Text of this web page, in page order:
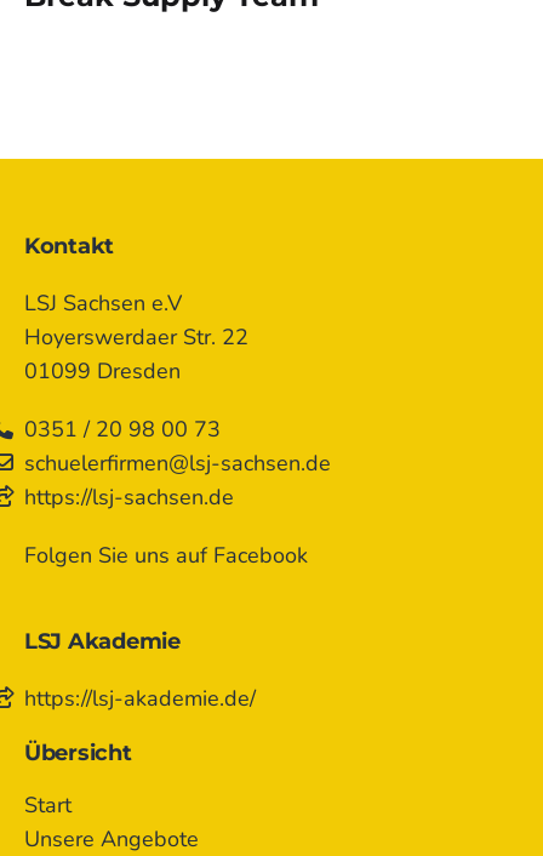
Kontakt
LSJ Sachsen e.V
Hoyerswerdaer Str. 22
01099 Dresden
0351 / 20 98 00 73
schuelerfirmen@lsj-sachsen.de
https://lsj-sachsen.de
Folgen Sie uns auf Facebook
LSJ Akademie
https://lsj-akademie.de/
Übersicht
Start
Unsere Angebote